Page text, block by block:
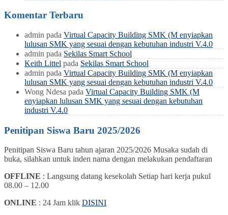
Komentar Terbaru
admin pada Virtual Capacity Building SMK (M enyiapkan
lulusan SMK yang sesuai dengan kebutuhan industri V.4.0
admin pada Sekilas Smart School
Keith Littel pada Sekilas Smart School
admin pada Virtual Capacity Building SMK (M enyiapkan
lulusan SMK yang sesuai dengan kebutuhan industri V.4.0
Wong Ndesa pada Virtual Capacity Building SMK (M
enyiapkan lulusan SMK yang sesuai dengan kebutuhan
industri V.4.0
Penitipan Siswa Baru 2025/2026
Penitipan Siswa Baru tahun ajaran 2025/2026 Musaka sudah di
buka, silahkan untuk inden nama dengan melakukan pendaftaran
OFFLINE : Langsung datang kesekolah Setiap hari kerja pukul
08.00 – 12.00
ONLINE : 24 Jam klik DISINI